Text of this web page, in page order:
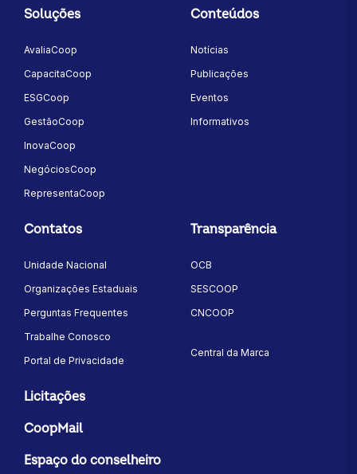
Soluções
AvaliaCoop
CapacitaCoop
ESGCoop
GestãoCoop
InovaCoop
NegóciosCoop
RepresentaCoop
Conteúdos
Notícias
Publicações
Eventos
Informativos
Contatos
Unidade Nacional
Organizações Estaduais
Perguntas Frequentes
Trabalhe Conosco
Portal de Privacidade
Transparência
OCB
SESCOOP
CNCOOP
Central da Marca
Licitações
CoopMail
Espaço do conselheiro